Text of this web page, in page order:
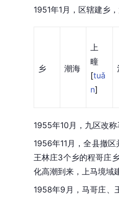
1951年1月，区辖建乡
乡 潮海
上
疃
[tuǎ
n]
1955年10月，九区改
1956年11月，全县撤
王林庄3个乡的程哥庄
化高潮到来，上马境域
1958年9月，马哥庄、